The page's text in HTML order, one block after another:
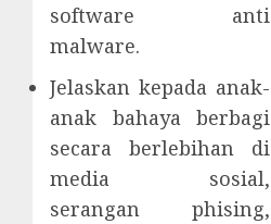
software anti
malware.
Jelaskan kepada anak-
anak bahaya berbagi
secara berlebihan di
media sosial,
serangan phising,